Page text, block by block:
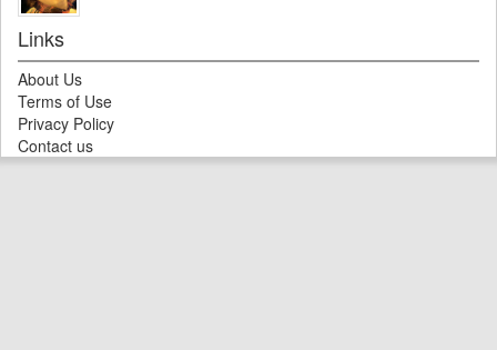
Links
About Us
Terms of Use
Privacy Policy
Contact us